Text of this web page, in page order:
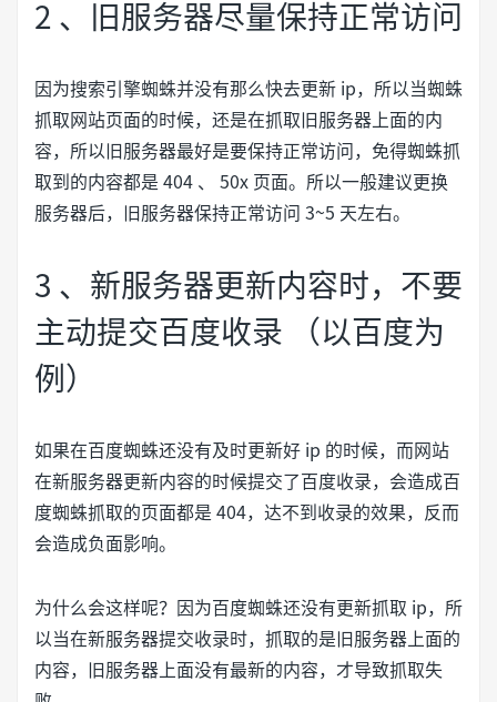
2 、旧服务器尽量保持正常访问
因为搜索引擎蜘蛛并没有那么快去更新 ip，所以当蜘蛛
抓取网站页面的时候，还是在抓取旧服务器上面的内
容，所以旧服务器最好是要保持正常访问，免得蜘蛛抓
取到的内容都是 404 、 50x 页面。所以一般建议更换
服务器后，旧服务器保持正常访问 3~5 天左右。
3 、新服务器更新内容时，不要
主动提交百度收录 （以百度为
例）
如果在百度蜘蛛还没有及时更新好 ip 的时候，而网站
在新服务器更新内容的时候提交了百度收录，会造成百
度蜘蛛抓取的页面都是 404，达不到收录的效果，反而
会造成负面影响。
为什么会这样呢？因为百度蜘蛛还没有更新抓取 ip，所
以当在新服务器提交收录时，抓取的是旧服务器上面的
内容，旧服务器上面没有最新的内容，才导致抓取失